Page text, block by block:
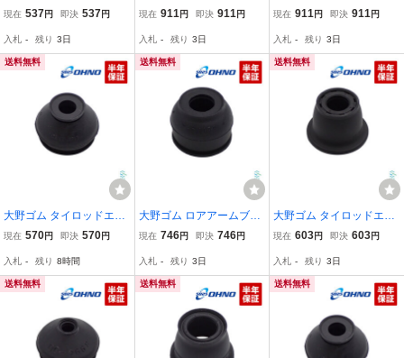
リンクブーツ 三菱 ekアク
ッシィ ekスペース ekスポ
ーツ ekワゴン
現在 537円 即決 537円
入札 - 残り 3日
イントブーツ スバル トレ
CP120X NCP125X NSP1
20X NCP165M ゴム ブッ
シュ
現在 911 円 即決 911 円
入札 - 残り 3日
ドカバー エクストレイル
ラフェスタ リーフ ブッシ
ュ ダストブーツ E12 NE1
2
現在 911 円 即決 911 円
入札 - 残り 3日
送料無料
大野ゴム タイロッドエン
ドカバー マツダ スクラム
ア ラピュタ AZワゴン ブ
ーツ
現在 570円 即決 570円
入札 - 残り 8時間
送料無料
大野ゴム ロアアームブー
ツ イスズ いすゞ ジェミ
5 MJ6 ゴム ブッシュ 交換
オートパーツ
現在 746円 即決 746円
入札 - 残り 3日
送料無料
大野ゴム タイロッドエン
ドブーツ コペン タント
ハイゼット タフト LA700
V LA710V L275S L285S
現在 603円 即決 603円
入札 - 残り 3日
送料無料 送料無料 送料無料